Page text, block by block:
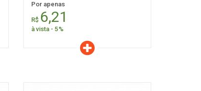
Por apenas
R$ 6,21
à vista - 5%